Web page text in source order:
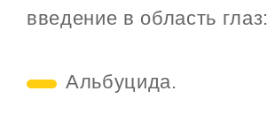
введение в область глаз:
Альбуцида.